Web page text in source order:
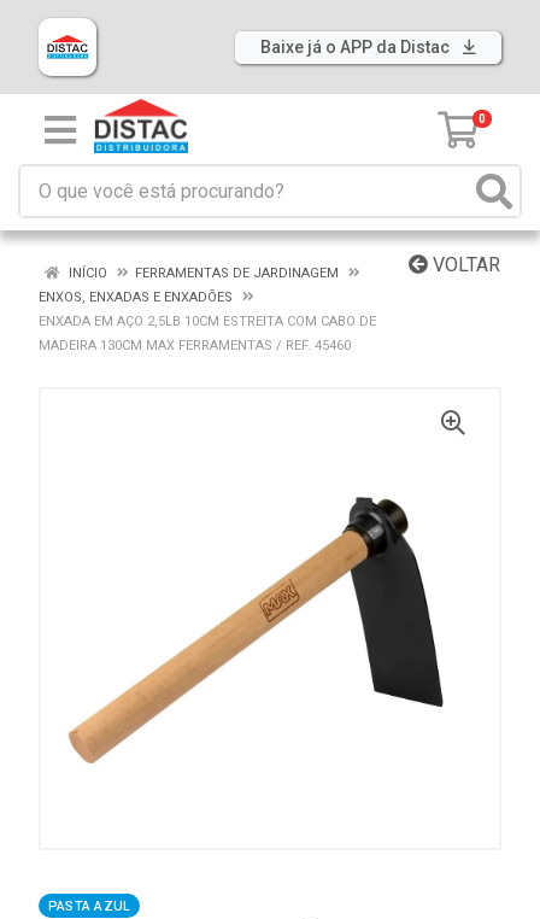
Baixe já o APP da Distac
0
VOLTAR
INÍCIO
FERRAMENTAS DE JARDINAGEM
ENXOS, ENXADAS E ENXADÕES
ENXADA EM AÇO 2,5LB 10CM ESTREITA COM CABO DE
MADEIRA 130CM MAX FERRAMENTAS / REF. 45460
PASTA AZUL